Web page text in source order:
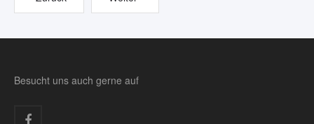
Besucht uns auch gerne auf